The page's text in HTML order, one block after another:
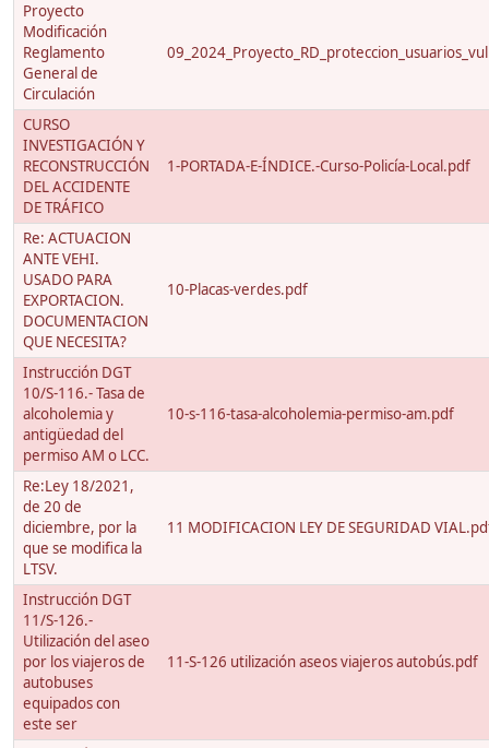
Proyecto
Modificación
Reglamento
General de
Circulación
CURSO
INVESTIGACIÓN Y
RECONSTRUCCIÓN
DEL ACCIDENTE
DE TRÁFICO
1-PORTADA-E-ÍNDICE.-Curso-Policía-Local.pdf
Re: ACTUACION
ANTE VEHI.
USADO PARA
EXPORTACION.
DOCUMENTACION
QUE NECESITA?
10-Placas-verdes.pdf
Instrucción DGT
10/S-116.- Tasa de
alcoholemia y
antigüedad del
permiso AM o LCC.
10-s-116-tasa-alcoholemia-permiso-am.pdf
Re:Ley 18/2021,
de 20 de
diciembre, por la
que se modifica la
LTSV.
11 MODIFICACION LEY DE SEGURIDAD
Instrucción DGT
11/S-126.-
Utilización del aseo
por los viajeros de
autobuses
equipados con
este ser
11-S-126 utilización aseos viajeros autobús.pdf